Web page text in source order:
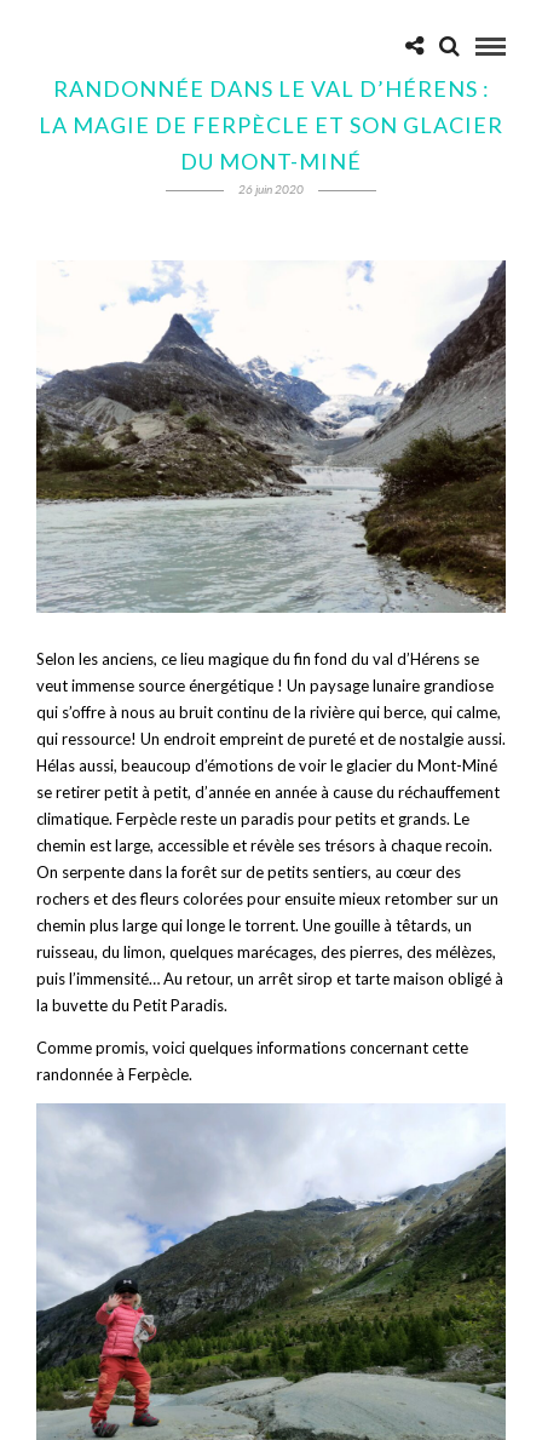
RANDONNÉE DANS LE VAL D’HÉRENS :
LA MAGIE DE FERPÈCLE ET SON GLACIER
DU MONT-MINÉ
26 juin 2020
Selon les anciens, ce lieu magique du fin fond du val d’Hérens se
veut immense source énergétique ! Un paysage lunaire grandiose
qui s’offre à nous au bruit continu de la rivière qui berce, qui calme,
qui ressource! Un endroit empreint de pureté et de nostalgie aussi.
Hélas aussi, beaucoup d’émotions de voir le glacier du Mont-Miné
se retirer petit à petit, d’année en année à cause du réchauffement
climatique. Ferpècle reste un paradis pour petits et grands. Le
chemin est large, accessible et révèle ses trésors à chaque recoin.
On serpente dans la forêt sur de petits sentiers, au cœur des
rochers et des fleurs colorées pour ensuite mieux retomber sur un
chemin plus large qui longe le torrent. Une gouille à têtards, un
ruisseau, du limon, quelques marécages, des pierres, des mélèzes,
puis l’immensité… Au retour, un arrêt sirop et tarte maison obligé à
la buvette du Petit Paradis.
Comme promis, voici quelques informations concernant cette
randonnée à Ferpècle.